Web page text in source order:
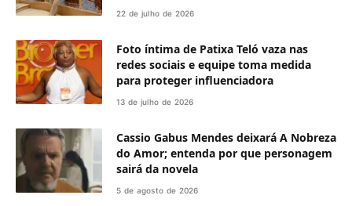
22 de julho de 2026
Foto íntima de Patixa Teló vaza nas
redes sociais e equipe toma medida
para proteger influenciadora
13 de julho de 2026
Cassio Gabus Mendes deixará A Nobreza
do Amor; entenda por que personagem
sairá da novela
5 de agosto de 2026